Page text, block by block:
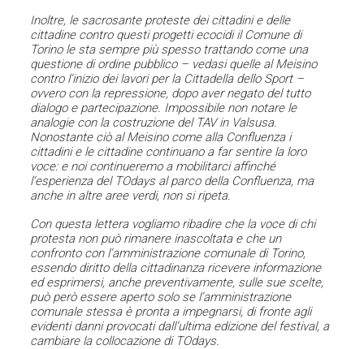
Inoltre, le sacrosante proteste dei cittadini e delle
cittadine contro questi progetti ecocidi il Comune di
Torino le sta sempre più spesso trattando come una
questione di ordine pubblico – vedasi quelle al Meisino
contro l’inizio dei lavori per la Cittadella dello Sport –
ovvero con la repressione, dopo aver negato del tutto
dialogo e partecipazione. Impossibile non notare le
analogie con la costruzione del TAV in Valsusa.
Nonostante ciò al Meisino come alla Confluenza i
cittadini e le cittadine continuano a far sentire la loro
voce: e noi continueremo a mobilitarci affinché
l’esperienza del TOdays al parco della Confluenza, ma
anche in altre aree verdi, non si ripeta.
Con questa lettera vogliamo ribadire che la voce di chi
protesta non può rimanere inascoltata e che un
confronto con l’amministrazione comunale di Torino,
essendo diritto della cittadinanza ricevere informazione
ed esprimersi, anche preventivamente, sulle sue scelte,
può però essere aperto solo se l’amministrazione
comunale stessa è pronta a impegnarsi, di fronte agli
evidenti danni provocati dall’ultima edizione del festival, a
cambiare la collocazione di TOdays.